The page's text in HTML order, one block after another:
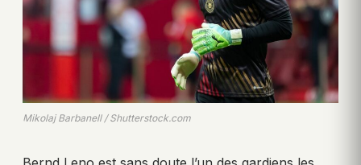
Mikolaj Barbanell / Shutterstock.com